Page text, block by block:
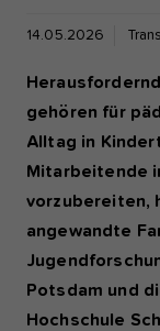
14.05.2026
gehören für
Alltag in
Mitarbeitende
vorzubereiten,
angewandte
Potsdam und
Hochschule